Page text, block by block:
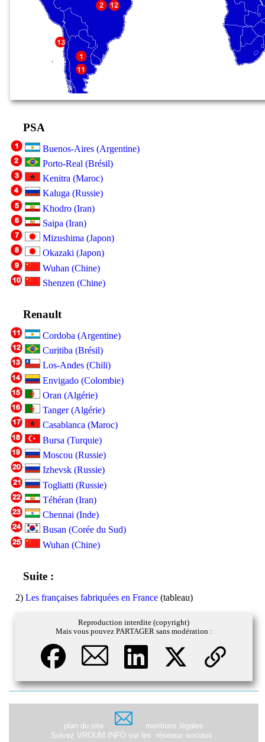
PSA
Buenos-Aires (Argentine)
Porto-Real (Brésil)
Kenitra (Maroc)
Kaluga (Russie)
Khodro (Iran)
Saipa (Iran)
Mizushima (Japon)
Okazaki (Japon)
Wuhan (Chine)
Shenzen (Chine)
Renault
Cordoba (Argentine)
Curitiba (Brésil)
Los-Andes (Chili)
Envigado (Colombie)
Oran (Algérie)
Tanger (Algérie)
Casablanca (Maroc)
Bursa (Turquie)
Moscou (Russie)
Izhevsk (Russie)
Togliatti (Russie)
Téhéran (Iran)
Chennai (Inde)
Busan (Corée du Sud)
Wuhan (Chine)
Suite :
2) Les françaises fabriquées en France (tableau)
Reproduction interdite (copyright)
Mais vous pouvez PARTAGER sans modération :
plan du site
mentions légales
Suivez VROUM.INFO sur les
réseaux sociaux :